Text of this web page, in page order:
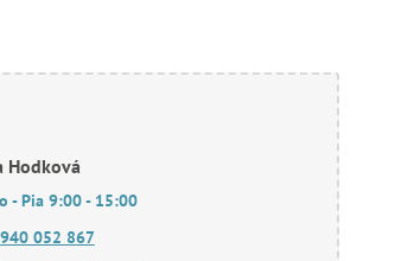
Hodková
- Pia 9:00 - 15:00
052 867